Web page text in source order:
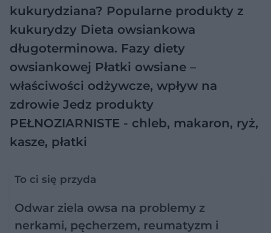
kukurydziana? Popularne produkty z
kukurydzy Dieta owsiankowa
długoterminowa. Fazy diety
owsiankowej Płatki owsiane –
właściwości odżywcze, wpływ na
zdrowie Jedz produkty
PEŁNOZIARNISTE - chleb, makaron, ryż,
kasze, płatki
To ci się przyda
Odwar ziela owsa na problemy z
nerkami, pęcherzem, reumatyzm i